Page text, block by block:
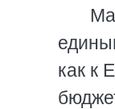
как к